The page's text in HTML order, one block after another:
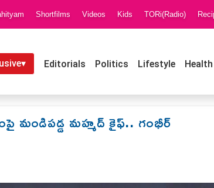
Shortfilms Videos Kids TORi(Radio)
Editorials Politics Lifestyle Health
మండిపడ్డ మహ్మద్ కైఫ్.. గంభీర్